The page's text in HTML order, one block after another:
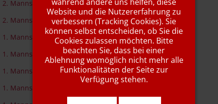
2. Mannschaft 18/19
2. Mannschaft 17/18
1. Mannschaft 25/26
1. Mannschaft 24/25
1. Mannschaft 23/24
1. Mannschaft 22/23
Website und die Nutzererfahrung zu
verbessern (Tracking Cookies). Sie
können selbst entscheiden, ob Sie die
Cookies zulassen möchten. Bitte
beachten Sie, dass bei einer
Ablehnung womöglich nicht mehr alle
Funktionalitäten der Seite zur
Verfügung stehen.